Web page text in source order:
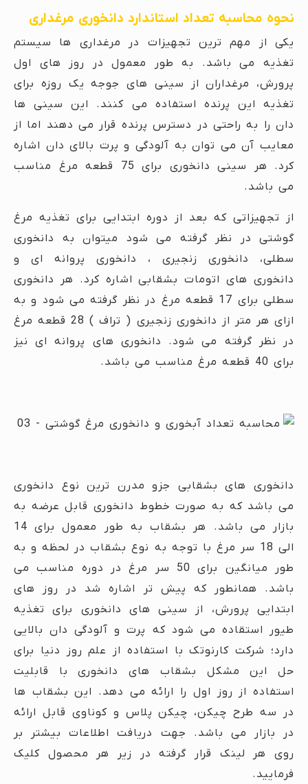
نحوه محاسبه تعداد استاندارد دانخوری مرغداری
یکی از مهم ترین تجهیزات در مرغداری ها سیستم
تغذیه می باشد. به طور معمول در روز های اول
پرورش، مرغداران از سینی های جوجه یک روزه برای
تغذیه این پرنده استفاده می کنند. این سینی ها
دان را به راحتی در دسترس پرنده قرار می دهند اما از
معایب آن می توان به آلودگی و پرت بالای دان اشاره
کرد. هر سینی دانخوری برای 75 قطعه مرغ مناسب
می باشد.
از تجهیزاتی که بعد از دوره ابتدایی برای تغذیه مرغ
گوشتی در نظر گرفته می شود میتوان به دانخوری
سطلی، دانخوری زنجیری ، دانخوری پروانه ای و
دانخوری های اتومات بشقابی اشاره کرد. هر دانخوری
سطلی برای 17 قطعه مرغ در نظر گرفته می شود و به
ازای هر متر از دانخوری زنجیری ( تراف ) 28 قطعه مرغ
در نظر گرفته می شود. دانخوری های پروانه ای نیز
برای 40 قطعه مرغ مناسب می باشد.
دانخوری های بشقابی جزو مدرن ترین نوع دانخوری
می باشد که به صورت خطوط دانخوری قابل عرضه به
بازار می باشد. هر بشقاب به طور معمول برای 14
الی 18 سر مرغ با توجه به نوع بشقاب در لحظه و به
طور میانگین برای 50 سر مرغ در دوره مناسب می
باشد. همانطور که پیش تر اشاره شد در روز های
ابتدایی پرورش، از سینی های دانخوری برای تغذیه
طیور استقاده می شود که پرت و آلودگی دان بالایی
دارد؛ شرکت کارنوتک با استفاده از علم روز دنیا برای
حل این مشکل بشقاب های دانخوری با قابلیت
استفاده از روز اول را ارائه می دهد. این بشقاب ها
در سه طرح چیکن، چیکن پلاس و کوناوی قابل ارائه
در بازار می باشد. جهت دریافت اطلاعات بیشتر بر
روی هر لینک قرار گرفته در زیر هر محصول کلیک
فرمایید.